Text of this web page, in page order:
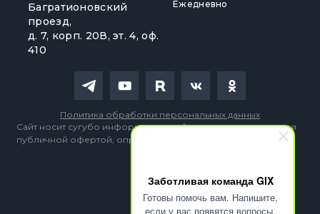
Заботливая команда GIX
Готовы помочь вам. Напишите,
если у вас появятся вопросы.
Багратионовский
проезд,
д. 7, корп. 20В, эт. 4, оф.
410
Ежедневно
Сайт носит сугубо информационный характер и не является
публичной офертой, определяемой Статьей 437 (2) ГК РФ
Политика обработки персональных данных